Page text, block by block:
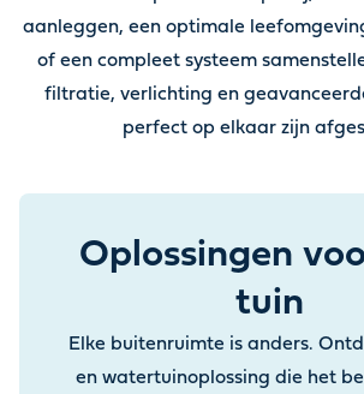
aanleggen, een optimale
of een compleet systeem
filtratie, verlichting en
perfect op elkaar zijn
Oplossingen
tuin
Elke buitenruimte is anders.
en watertuinoplossing die het